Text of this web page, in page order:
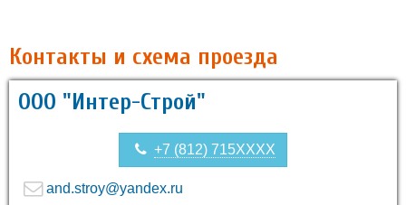
Контакты и схема проезда
ООО "Интер-Строй"
+7 (812) 715XXXX
and.stroy@yandex.ru